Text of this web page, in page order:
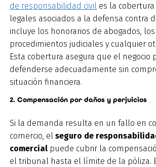
de responsabilidad civil es la
legales asociados a la defensa contra
incluye los honorarios de abogados,
procedimientos judiciales y cualquier
Esta cobertura asegura que el negocio
defenderse adecuadamente sin
situación financiera.
2. Compensación por daños y perjuicios
Si la demanda resulta en un fallo en
comercio, el seguro de
comercial puede cubrir la
el tribunal hasta el límite de la póliza.